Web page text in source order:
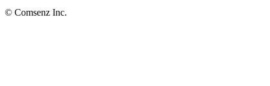
© Comsenz Inc.